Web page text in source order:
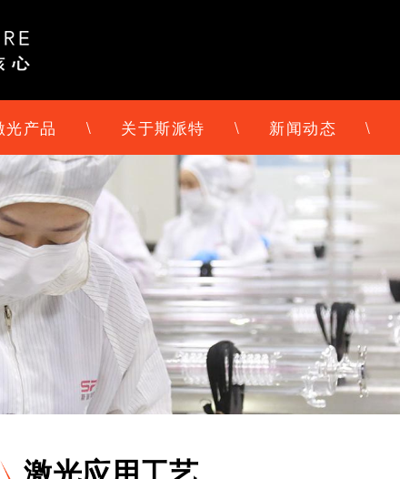
光产品 \ 关于斯派特 \ 新闻动态 \